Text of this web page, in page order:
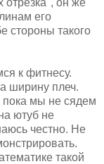
его
стороны такого
к фитнесу.
ширину плеч.
пока мы не сядем
ютуб не
честно. Не
такой